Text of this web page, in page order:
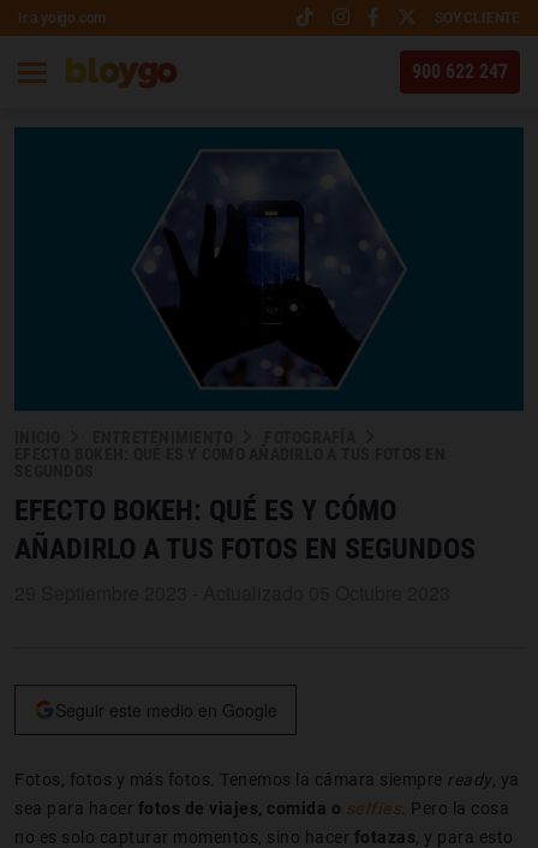
Ir a yoigo.com SOY CLIENTE
900 622 247
EFECTO BOKEH: QUÉ ES Y CÓMO
AÑADIRLO A TUS FOTOS EN SEGUNDOS
Seguir este medio en Google
Fotos, fotos y más fotos. Tenemos la cámara siempre ready, ya
sea para hacer fotos de viajes, comida o selfies. Pero la cosa
no es solo capturar momentos, sino hacer fotazas , y para esto